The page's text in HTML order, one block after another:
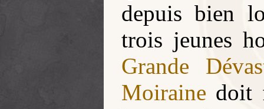
depuis bien
trois jeunes
Grande
Moiraine doit